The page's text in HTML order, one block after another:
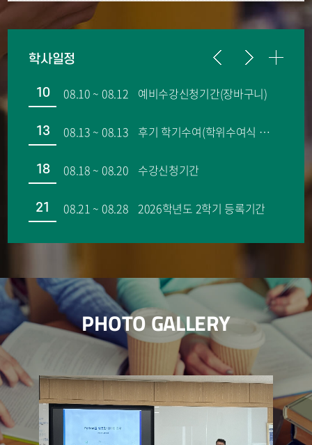
[인턴십 모집 공고] 일본 굴지의 글로벌 기업 일본통운(Nippon Express)에서 인
학사일정
10 08.10 ~ 08.12 예비수강신청기간(장바구니)
13 08.13 ~ 08.13 후기 학기수여(학위수여식 없음)
18 08.18 ~ 08.20 수강신청기간
21 08.21 ~ 08.28 2026학년도 2학기 등록기간
PHOTO GALLERY